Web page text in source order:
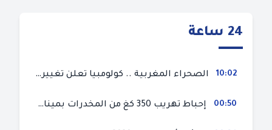
24 ساعة
10:02 الصحراء المغربية .. كولومبيا تعلن تغييرا في موقفها وتعترف بسيادة المغرب على صحرائه
00:50 إحباط تهريب 350 كغ من المخدرات بميناء طنجة المتوسط